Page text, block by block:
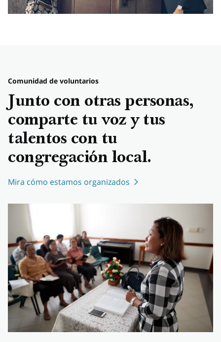
Comunidad de voluntarios
Junto con otras personas,
comparte tu voz y tus
talentos con tu
congregación local.
Mira cómo estamos organizados